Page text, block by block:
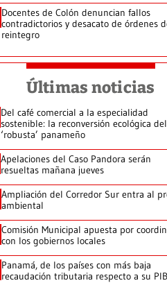
Docentes de Colón denuncian fallos
contradictorios y desacato de órdenes
reintegro
Últimas noticias
Del café comercial a la especialidad
sostenible: la reconversión ecológica del
‘robusta’ panameño
Apelaciones del Caso Pandora serán
resueltas mañana jueves
Ampliación del Corredor Sur entra al
ambiental
Comisión Municipal apuesta por
con los gobiernos locales
Panamá, de los países con más baja
recaudación tributaria respecto a su PIB